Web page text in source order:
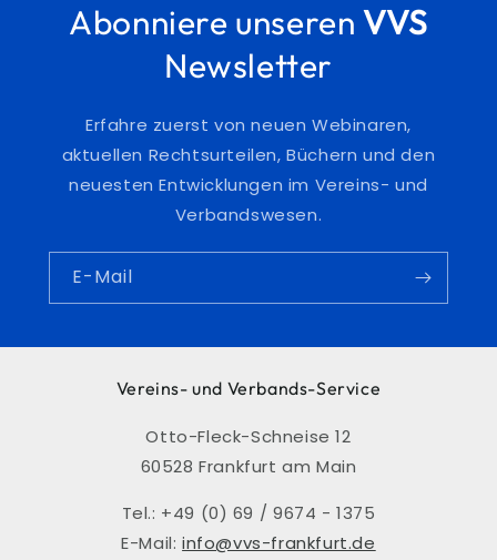
Abonniere unseren VVS
Newsletter
Erfahre zuerst von neuen Webinaren,
aktuellen Rechtsurteilen, Büchern und den
neuesten Entwicklungen im Vereins- und
Verbandswesen.
E-Mail
Vereins- und Verbands-Service
Otto-Fleck-Schneise 12
60528 Frankfurt am Main
Tel.: +49 (0) 69 / 9674 - 1375
E-Mail:info@vvs-frankfurt.de